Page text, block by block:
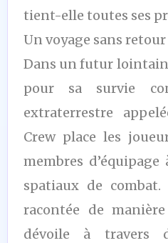
tient-elle toutes ses
Un voyage sans retour
Dans un futur
pour sa survie
extraterrestre
Crew place les
membres
spatiaux de combat.
racontée de
dévoile à travers